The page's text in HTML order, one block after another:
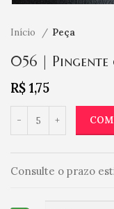
Início Peça
056 | Pingente
R$ 1,75
Consulte o prazo